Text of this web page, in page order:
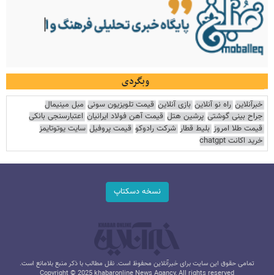
وبگردی
خبرآنلاین راه نو آنلاین بازی آنلاین قیمت تلویزیون سونی مبل مینیمال
جراح بینی گوشتی پرشین هتل قیمت آهن فولاد ایرانیان اعتبارسنجی بانکی
قیمت طلا امروز بلیط قطار شرکت رادوکو قیمت پروفیل سایت یوتوتایمز
خرید اکانت chatgpt
نسخه دسکتاپ
تمامی حقوق این سایت برای خبرآنلاین محفوظ است. نقل مطالب با ذکر منبع بلامانع است.